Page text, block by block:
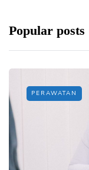
Popular posts
PERAWATAN